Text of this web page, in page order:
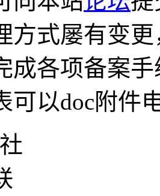
方式屡有变
成各项备案
可以doc附件